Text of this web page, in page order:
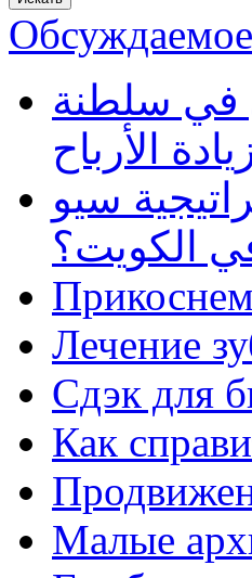
في سلطنة
الأرباح
سيو
الكويت؟
Лечение
Сдэк для
Как
Малые